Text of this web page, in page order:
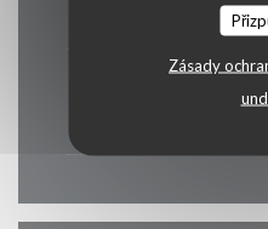
Zásady
12:00 - 13:30